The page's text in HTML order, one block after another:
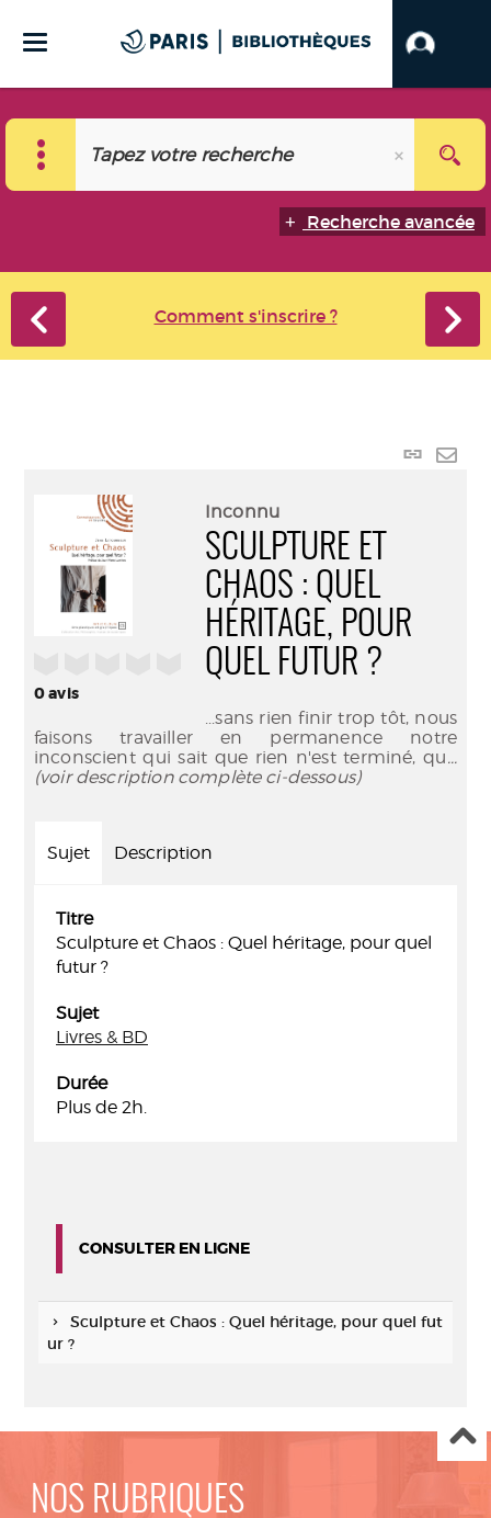
Recherche avancée
Comment s'inscrire ?
Lien
0avis
Inconnu
SCULPTURE ET
CHAOS : QUEL
HÉRITAGE, POUR
QUEL FUTUR ?
...sans rien finir trop tôt, nous
faisons travailler en permanence notre
inconscient qui sait que rien n'est terminé, qu...
(voir description complète ci-dessous)
Sujet Description
Titre
Sculpture et Chaos : Quel héritage, pour quel
futur ?
Sujet
Livres & BD
Durée
Plus de 2h.
CONSULTER EN LIGNE
Sculpture et Chaos : Quel héritage, pour quel fut
ur ?
NOS RUBRIQUES